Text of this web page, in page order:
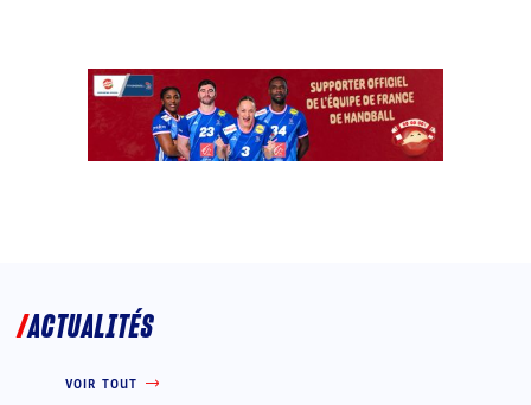
ACTUALITÉS
VOIR TOUT